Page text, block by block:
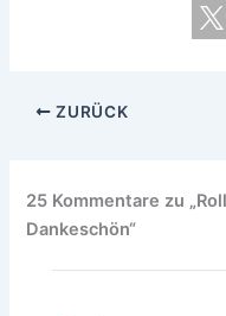
ZURÜCK
25 Kommentare zu
Dankeschön“